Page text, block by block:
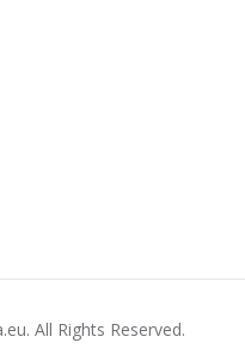
All Rights Reserved.